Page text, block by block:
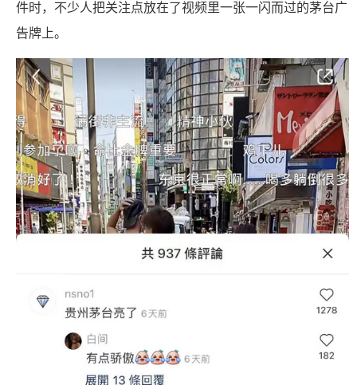
件时，不少人把关注点放在了视频里一张一闪而过的茅台广
告牌上。